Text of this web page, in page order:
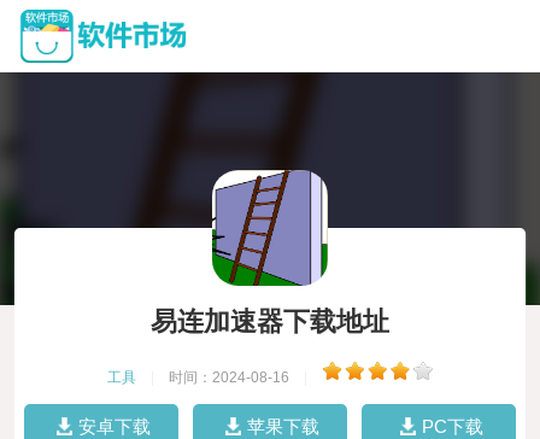
易连加速器下载地址
工具 时间：2024-08-16
安卓下载 苹果下载 PC下载